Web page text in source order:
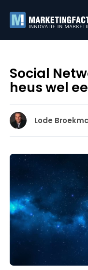
Social
heus wel
Lode